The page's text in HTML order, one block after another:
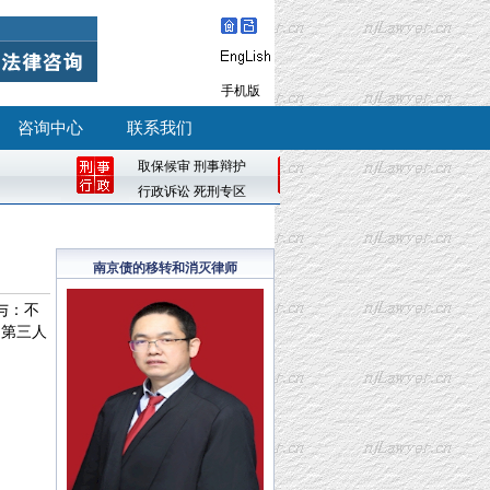
手机版
咨询中心 联系我们
取保候审 刑事辩护
行政诉讼 死刑专区
：不
三人
南京债的移转和消灭律师